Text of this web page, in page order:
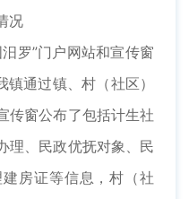
况
罗”门户网站和宣传窗
通过镇、村（社区）
传窗公布了包括计生社
理、民政优抚对象、民
房证等信息，村（社